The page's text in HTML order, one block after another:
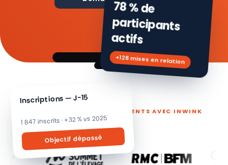
Inscriptions — J-15
1 847 inscrits · +32 % vs 2025
Objectif dépassé
78 % de
participants
actifs
+128 mises en relation
ILS PILOTENT LEURS ÉVÉNEMENTS AVEC INWINK